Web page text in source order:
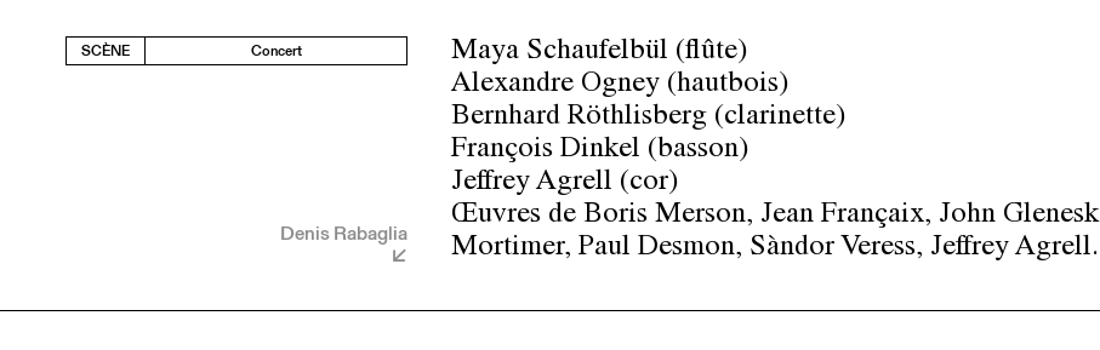
SCÈNE Concert
Denis Rabaglia
Maya Schaufelbül (flûte)
Alexandre Ogney (hautbois)
Bernhard Röthlisberg (clarinette)
François Dinkel (basson)
Jeffrey Agrell (cor)
Œuvres de Boris Merson, Jean Françaix, John Glenesk
Mortimer, Paul Desmon, Sàndor Veress, Jeffrey Agrell.